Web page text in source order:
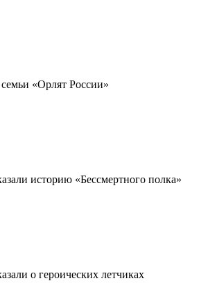
«Орлят России»
историю «Бессмертного полка»
о героических летчиках